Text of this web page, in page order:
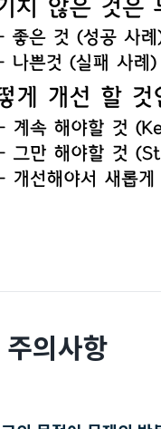
의사항